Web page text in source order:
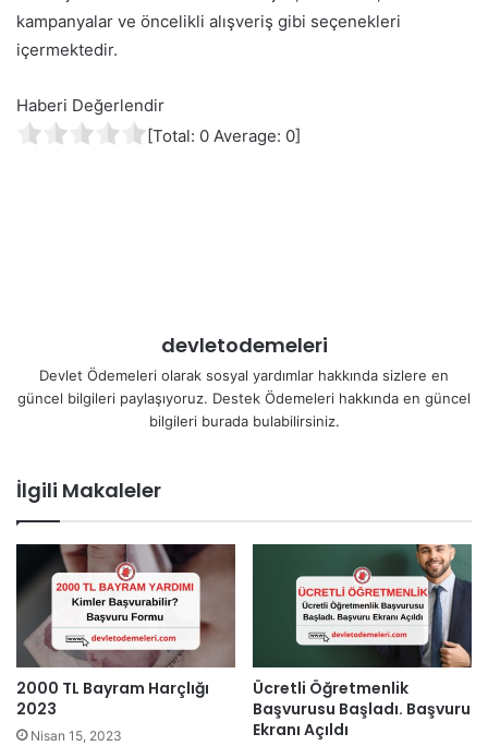
kampanyalar ve öncelikli alışveriş gibi seçenekleri
içermektedir.
Haberi Değerlendir
[Total: 0 Average: 0]
devletodemeleri
Devlet Ödemeleri olarak sosyal yardımlar hakkında sizlere en
güncel bilgileri paylaşıyoruz. Destek Ödemeleri hakkında en güncel
bilgileri burada bulabilirsiniz.
İlgili Makaleler
2000 TL Bayram Harçlığı
2023
Nisan 15, 2023
Ücretli Öğretmenlik
Başvurusu Başladı. Başvuru
Ekranı Açıldı